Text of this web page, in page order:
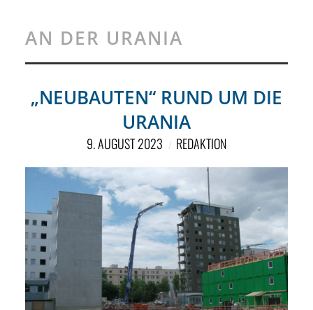
MAGAZIN
ÜBER UNS
SPONSORING
KONTAKT
AN DER URANIA
„NEUBAUTEN“ RUND UM DIE
URANIA
9. AUGUST 2023 REDAKTION